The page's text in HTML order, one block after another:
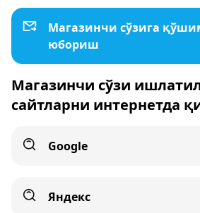
Магазинчи сўзига
юбориш
Магазинчи сўзи
сайтларни интернетда
Google
Яндекс